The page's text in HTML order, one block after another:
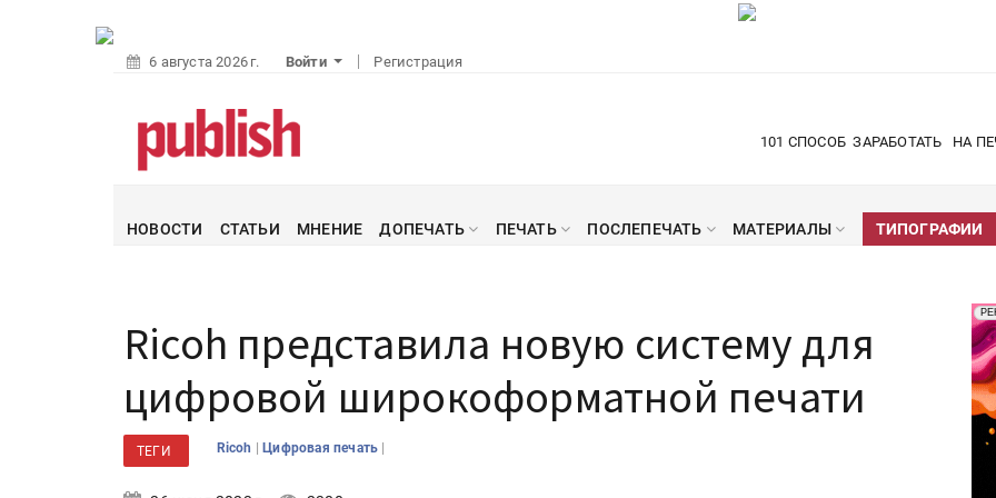
6 августа 2026 г. Войти Регистрация
101 СПОСОБ ЗАРАБОТАТЬ НА
НОВОСТИ СТАТЬИ МНЕНИЕ ДОПЕЧАТЬ ПЕЧАТЬ ПОСЛЕПЕЧАТЬ МАТЕРИАЛЫ ТИПОГРАФИИ
Ricoh представила новую систему для
цифровой широкоформатной печати
ТЕГИ Ricoh |Цифровая печать |